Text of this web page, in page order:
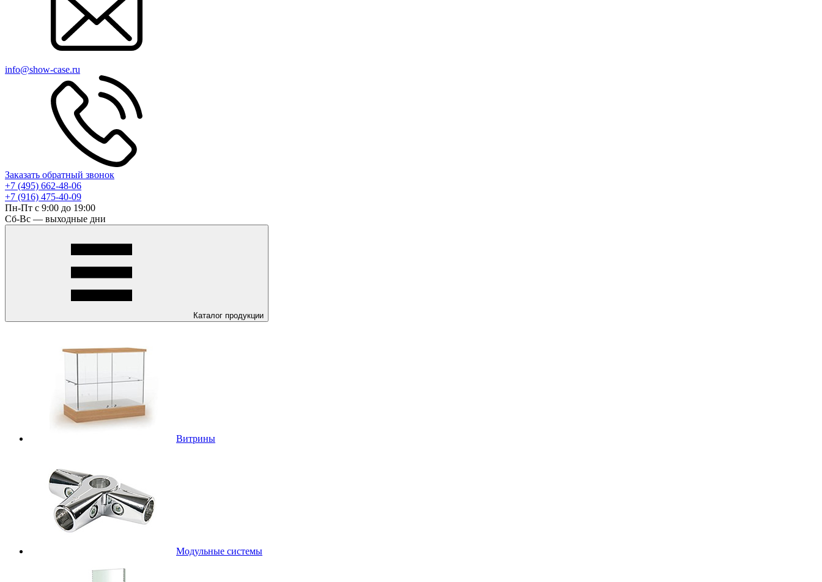
info@show-case.ru
Заказать обратный звонок
+7 (495) 662-48-06
+7 (916) 475-40-09
Пн-Пт с 9:00 до 19:00
Сб-Вс — выходные дни
Каталог продукции
Витрины
Модульные системы